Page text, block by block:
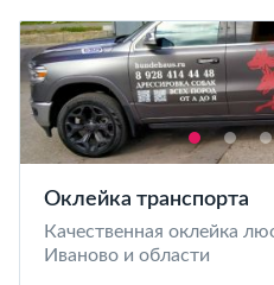
Оклейка транспорта
Качественная оклейка
Иваново и области